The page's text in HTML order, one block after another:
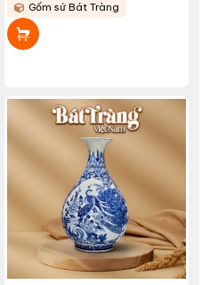
Gốm sứ Bát Tràng